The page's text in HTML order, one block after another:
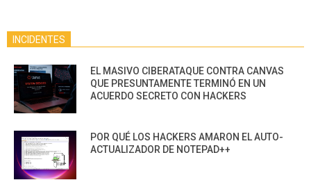
INCIDENTES
EL MASIVO CIBERATAQUE CONTRA CANVAS
QUE PRESUNTAMENTE TERMINÓ EN UN
ACUERDO SECRETO CON HACKERS
POR QUÉ LOS HACKERS AMARON EL AUTO-
ACTUALIZADOR DE NOTEPAD++